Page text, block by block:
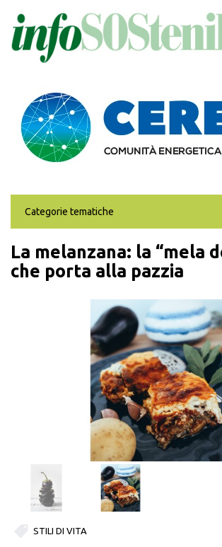
contenuto
principale
Categorie tematiche
La melanzana: la “mela
che porta alla pazzia
STILI DI VITA